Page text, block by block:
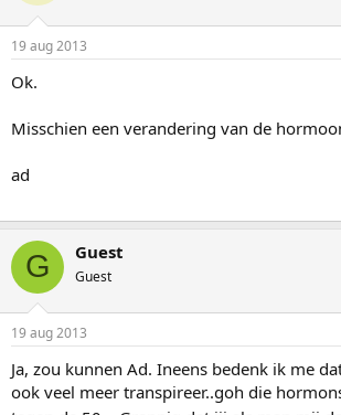
19 aug 2013
Ok.
Misschien een verandering van de
ad
G Guest
Guest
19 aug 2013
Ja, zou kunnen Ad. Ineens bedenk ik me
ook veel meer transpireer..goh die